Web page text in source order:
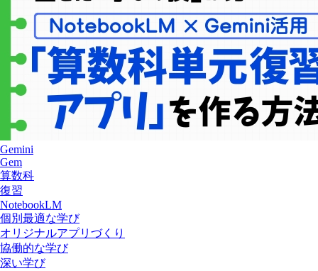
Gemini
Gem
算数科
復習
NotebookLM
個別最適な学び
オリジナルアプリづくり
協働的な学び
深い学び